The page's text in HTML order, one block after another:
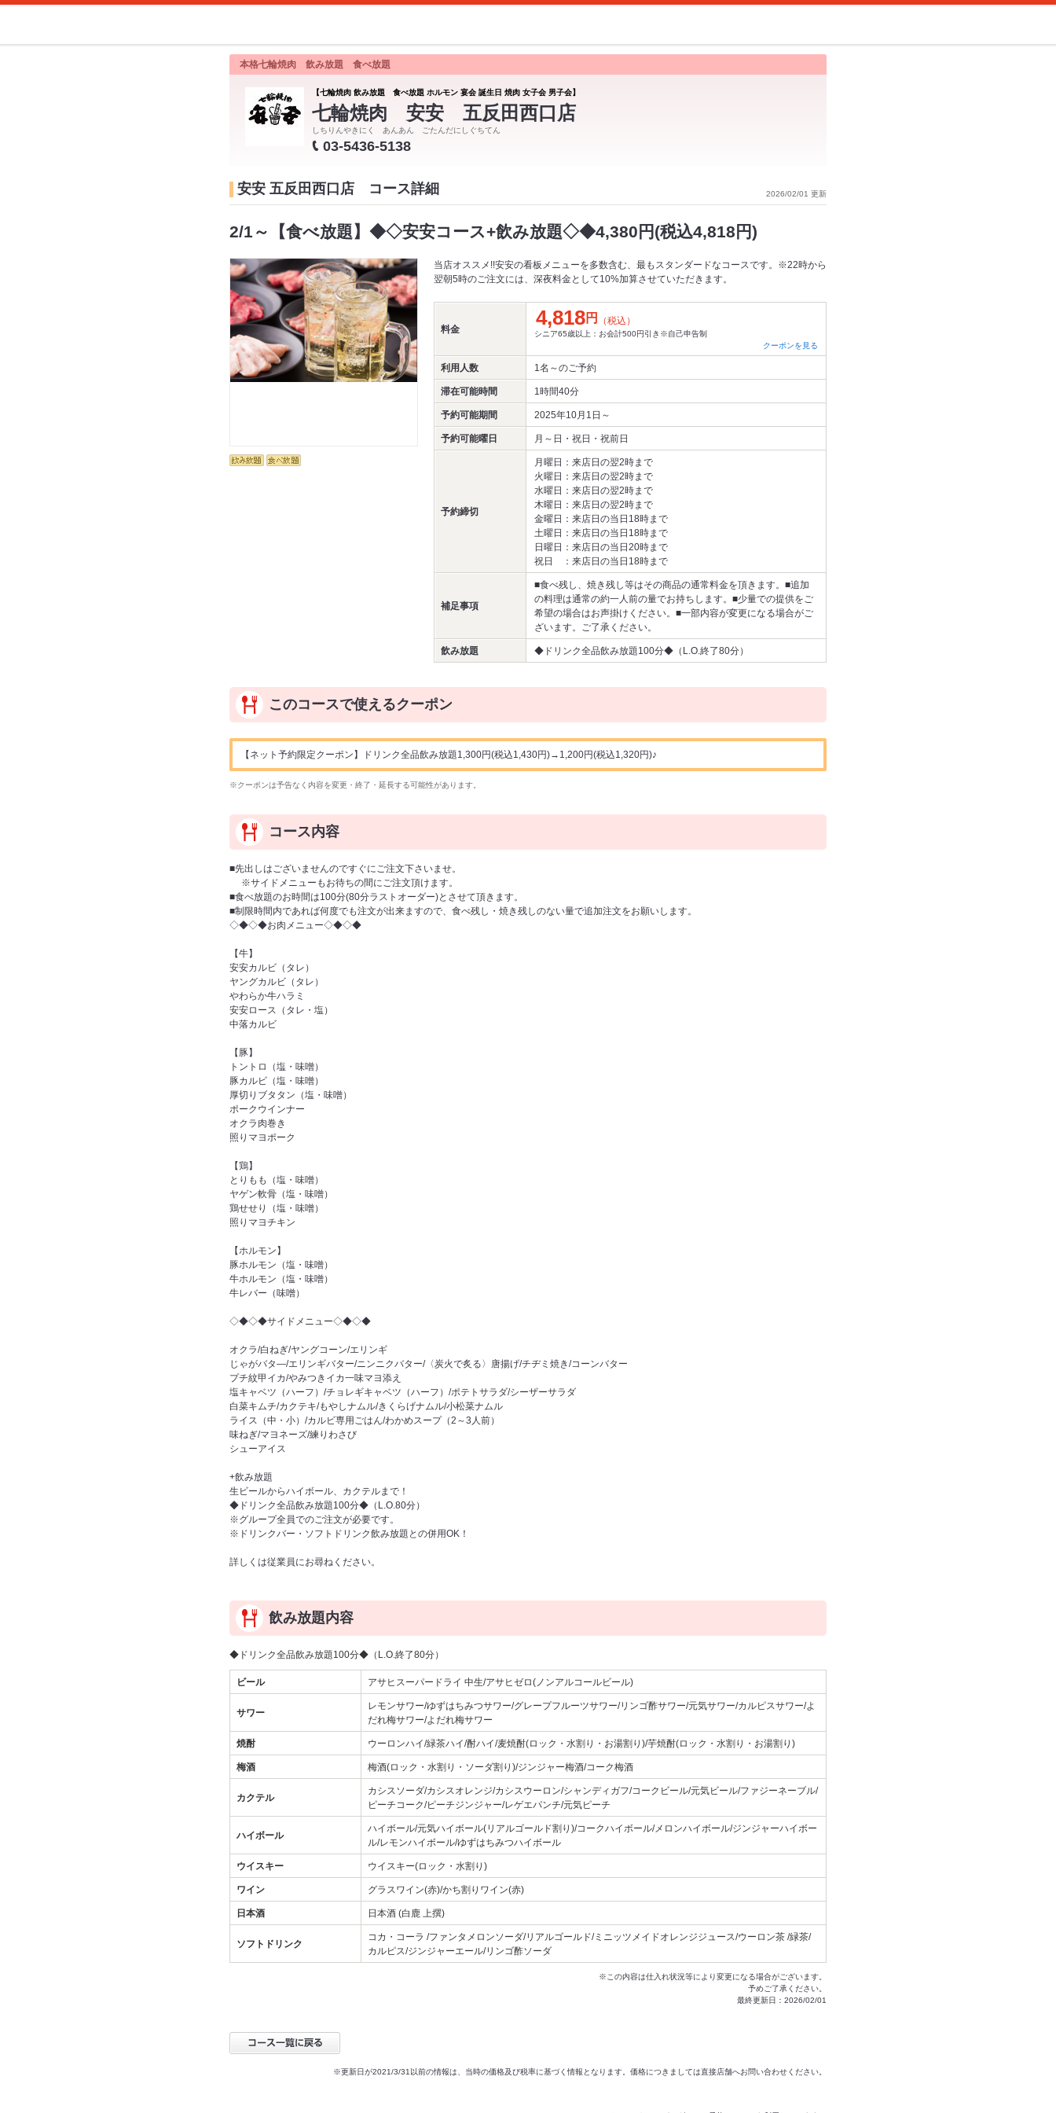
本格七輪焼肉 飲み放題 食べ放題
【七輪焼肉 飲み放題 食べ放題 ホルモン 宴会 誕生日 焼肉 女子会 男子会】
七輪焼肉 安安 五反田西口店
しちりんやきにく あんあん ごたんだにしぐちてん
03-5436-5138
2026/02/01 更新
安安 五反田西口店 コース詳細
2/1～【食べ放題】◆◇安安コース+飲み放題◇◆4,380円(税込4,818円)
当店オススメ!!安安の看板メニューを多数含む、最もスタンダードなコースです。※22時から
翌朝5時のご注文には、深夜料金として10%加算させていただきます。
料金 4,818円 （税込）
シニア65歳以上：お会計500円引き※自己申告制
クーポンを見る
利用人数 1名～のご予約
滞在可能時間 1時間40分
予約可能期間 2025年10月1日～
予約可能曜日 月～日・祝日・祝前日
予約締切
月曜日：来店日の翌2時まで
火曜日：来店日の翌2時まで
水曜日：来店日の翌2時まで
木曜日：来店日の翌2時まで
金曜日：来店日の当日18時まで
土曜日：来店日の当日18時まで
日曜日：来店日の当日20時まで
祝日 ：来店日の当日18時まで
補足事項
■食べ残し、焼き残し等はその商品の通常料金を頂きます。■追加
の料理は通常の約一人前の量でお持ちします。■少量での提供をご
希望の場合はお声掛けください。■一部内容が変更になる場合がご
ざいます。ご了承ください。
飲み放題 ◆ドリンク全品飲み放題100分◆（L.O.終了80分）
このコースで使えるクーポン
【ネット予約限定クーポン】ドリンク全品飲み放題1,300円(税込1,430円)→1,200円(税込1,320円)♪
※クーポンは予告なく内容を変更・終了・延長する可能性があります。
コース内容
■先出しはございませんのですぐにご注文下さいませ。
※サイドメニューもお待ちの間にご注文頂けます。
■食べ放題のお時間は100分(80分ラストオーダー)とさせて頂きます。
■制限時間内であれば何度でも注文が出来ますので、食べ残し・焼き残しのない量で追加注文をお願いします。
◇◆◇◆お肉メニュー◇◆◇◆
【牛】
安安カルビ（タレ）
ヤングカルビ（タレ）
やわらか牛ハラミ
安安ロース（タレ・塩）
中落カルビ
【豚】
トントロ（塩・味噌）
豚カルビ（塩・味噌）
厚切りブタタン（塩・味噌）
ポークウインナー
オクラ肉巻き
照りマヨポーク
【鶏】
とりもも（塩・味噌）
ヤゲン軟骨（塩・味噌）
鶏せせり（塩・味噌）
照りマヨチキン
【ホルモン】
豚ホルモン（塩・味噌）
牛ホルモン（塩・味噌）
牛レバー（味噌）
◇◆◇◆サイドメニュー◇◆◇◆
オクラ/白ねぎ/ヤングコーン/エリンギ
じゃがバタ―/エリンギバター/ニンニクバター/〈炭火で炙る〉唐揚げ/チヂミ焼き/コーンバター
プチ紋甲イカ/やみつきイカ一味マヨ添え
塩キャベツ（ハーフ）/チョレギキャベツ（ハーフ）/ポテトサラダ/シーザーサラダ
白菜キムチ/カクテキ/もやしナムル/きくらげナムル/小松菜ナムル
ライス（中・小）/カルビ専用ごはん/わかめスープ（2～3人前）
味ねぎ/マヨネーズ/練りわさび
シューアイス
+飲み放題
生ビールからハイボール、カクテルまで！
◆ドリンク全品飲み放題100分◆（L.O.80分）
※グループ全員でのご注文が必要です。
※ドリンクバー・ソフトドリンク飲み放題との併用OK！
詳しくは従業員にお尋ねください。
飲み放題内容
◆ドリンク全品飲み放題100分◆（L.O.終了80分）
ビール アサヒスーパードライ 中生/アサヒゼロ(ノンアルコールビール)
サワー
レモンサワー/ゆずはちみつサワー/グレープフルーツサワー/リンゴ酢サワー/元気サワー/カルピスサワー/よ
だれ梅サワー/よだれ梅サワー
焼酎 ウーロンハイ/緑茶ハイ/酎ハイ/麦焼酎(ロック・水割り・お湯割り)/芋焼酎(ロック・水割り・お湯割り)
梅酒 梅酒(ロック・水割り・ソーダ割り)/ジンジャー梅酒/コーク梅酒
カクテル
カシスソーダ/カシスオレンジ/カシスウーロン/シャンディガフ/コークビール/元気ビール/ファジーネーブル/
ピーチコーク/ピーチジンジャー/レゲエパンチ/元気ピーチ
ハイボール
ハイボール/元気ハイボール(リアルゴールド割り)/コークハイボール/メロンハイボール/ジンジャーハイボー
ル/レモンハイボール/ゆずはちみつハイボール
ウイスキー ウイスキー(ロック・水割り)
ワイン グラスワイン(赤)/かち割りワイン(赤)
日本酒 日本酒 (白鹿 上撰)
ソフトドリンク
コカ・コーラ /ファンタメロンソーダ/リアルゴールド/ミニッツメイドオレンジジュース/ウーロン茶 /緑茶/
カルピス/ジンジャーエール/リンゴ酢ソーダ
※この内容は仕入れ状況等により変更になる場合がございます。
予めご了承ください。
最終更新日：2026/02/01
※更新日が2021/3/31以前の情報は、当時の価格及び税率に基づく情報となります。価格につきましては直接店舗へお問い合わせください。